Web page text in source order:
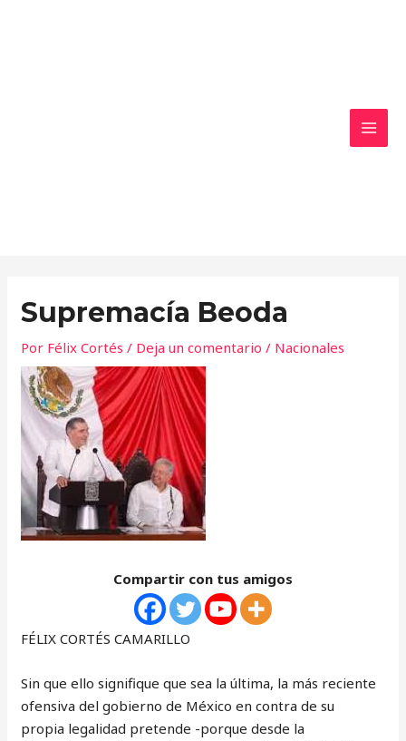
Supremacía Beoda
Por Félix Cortés/ Deja un comentario / Nacionales
Compartir con tus amigos
FÉLIX CORTÉS CAMARILLO
Sin que ello signifique que sea la última, la más reciente
ofensiva del gobierno de México en contra de su
propia legalidad pretende -porque desde la